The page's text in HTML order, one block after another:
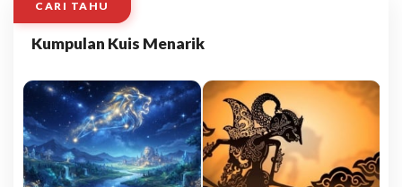
CARI TAHU
Kumpulan Kuis Menarik